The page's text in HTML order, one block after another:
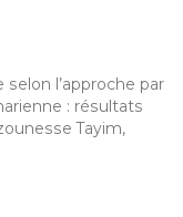
l’approche par
: résultats
Tayim,